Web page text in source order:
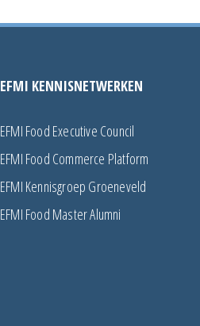
EFMI KENNISNETWERKEN
EFMI Food Executive Council
EFMI Food Commerce Platform
EFMI Kennisgroep Groeneveld
EFMI Food Master Alumni